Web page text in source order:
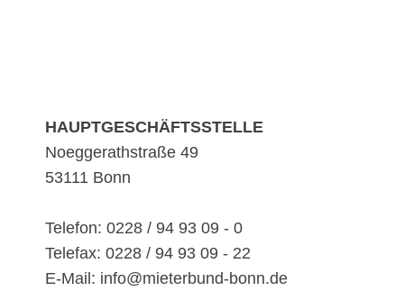
HAUPTGESCHÄFTSSTELLE
Noeggerathstraße 49
53111 Bonn
Telefon: 0228 / 94 93 09 - 0
Telefax: 0228 / 94 93 09 - 22
E-Mail: info@mieterbund-bonn.de